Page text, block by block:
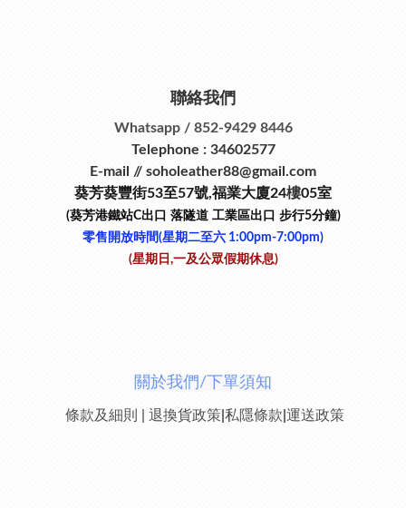
聯絡我們
Whatsapp / 852-9429 8446
Telephone : 34602577
E-mail // soholeather88@gmail.com
葵芳葵豐街53至57號,福業大廈24樓05室
(葵芳港鐵站C出口 落隧道 工業區出口 步行5分鐘)
零售開放時間(星期二至六​ 1:00pm-7:00pm)
(星期日,一及公眾假期休息)
關於我們/下單須知
條款及細則 退換貨政策 私隱條款 運送政策